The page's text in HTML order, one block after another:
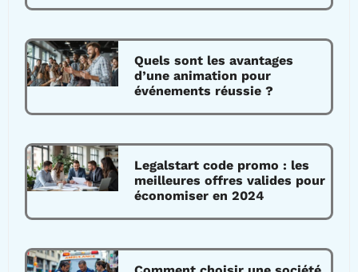
Quels sont les avantages
d’une animation pour
événements réussie ?
Legalstart code promo : les
meilleures offres valides pour
économiser en 2024